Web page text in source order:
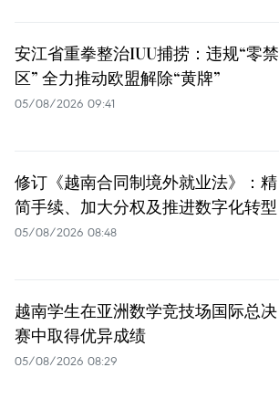
安江省重拳整治IUU捕捞：违规“零禁
区” 全力推动欧盟解除“黄牌”
05/08/2026 09:41
修订《越南合同制境外就业法》：精
简手续、加大分权及推进数字化转型
05/08/2026 08:48
越南学生在亚洲数学竞技场国际总决
赛中取得优异成绩
05/08/2026 08:29